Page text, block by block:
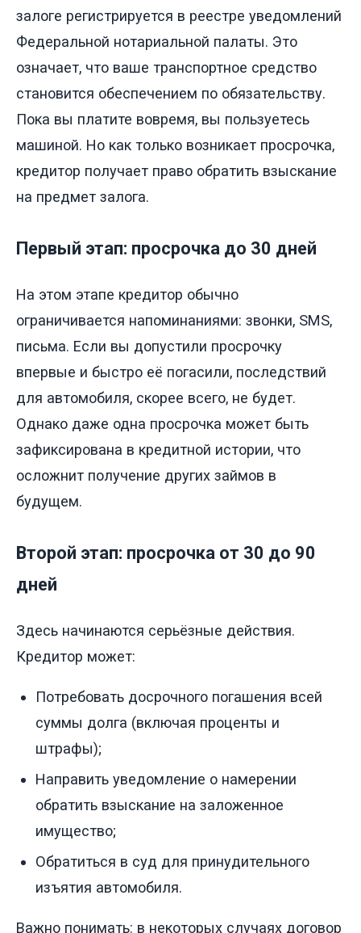
залоге регистрируется в реестре уведомлений
Федеральной нотариальной палаты. Это
означает, что ваше транспортное средство
становится обеспечением по обязательству.
Пока вы платите вовремя, вы пользуетесь
машиной. Но как только возникает просрочка,
кредитор получает право обратить взыскание
на предмет залога.
Первый этап: просрочка до 30 дней
На этом этапе кредитор обычно
ограничивается напоминаниями: звонки, SMS,
письма. Если вы допустили просрочку
впервые и быстро её погасили, последствий
для автомобиля, скорее всего, не будет.
Однако даже одна просрочка может быть
зафиксирована в кредитной истории, что
осложнит получение других займов в
будущем.
Второй этап: просрочка от 30 до 90
дней
Здесь начинаются серьёзные действия.
Кредитор может:
Потребовать досрочного погашения всей
суммы долга (включая проценты и
штрафы);
Направить уведомление о намерении
обратить взыскание на заложенное
имущество;
Обратиться в суд для принудительного
изъятия автомобиля.
Важно понимать: в некоторых случаях договор